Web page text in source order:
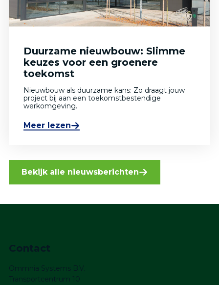
Duurzame nieuwbouw: Slimme
keuzes voor een groenere
toekomst
Nieuwbouw als duurzame kans: Zo draagt jouw
project bij aan een toekomstbestendige
werkomgeving.
Meer lezen
Bekijk alle nieuwsberichten
Contact
Ommnia Systems B.V.
Transportcentrum 10